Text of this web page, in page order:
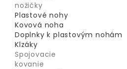
nožičky
Plastové nohy
Kovová noha
Doplnky k plastovým nohám
Klzáky
Spojovacie
kovanie